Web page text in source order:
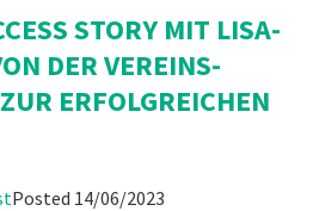
STORY MIT LISA-
DER VEREINS-
ERFOLGREICHEN
Posted 14/06/2023